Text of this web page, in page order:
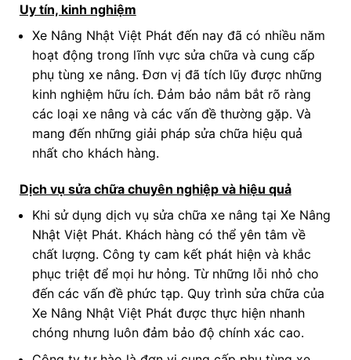
Uy tín, kinh nghiệm
Xe Nâng Nhật Việt Phát đến nay đã có nhiều năm
hoạt động trong lĩnh vực sửa chữa và cung cấp
phụ tùng xe nâng. Đơn vị đã tích lũy được những
kinh nghiệm hữu ích. Đảm bảo nắm bắt rõ ràng
các loại xe nâng và các vấn đề thường gặp. Và
mang đến những giải pháp sửa chữa hiệu quả
nhất cho khách hàng.
Dịch vụ sửa chữa chuyên nghiệp và hiệu quả
Khi sử dụng dịch vụ sửa chữa xe nâng tại Xe Nâng
Nhật Việt Phát. Khách hàng có thể yên tâm về
chất lượng. Công ty cam kết phát hiện và khắc
phục triệt để mọi hư hỏng. Từ những lỗi nhỏ cho
đến các vấn đề phức tạp. Quy trình sửa chữa của
Xe Nâng Nhật Việt Phát được thực hiện nhanh
chóng nhưng luôn đảm bảo độ chính xác cao.